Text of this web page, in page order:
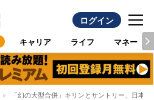
ログイン
キャリア ライフ マネー
「幻の大型合併」キリンとサントリー、日本